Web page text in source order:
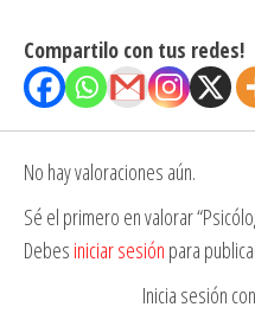
Compartilo con tus redes!
No hay valoraciones aún.
Sé el primero en valorar
Debes iniciar sesión para
Inicia sesión